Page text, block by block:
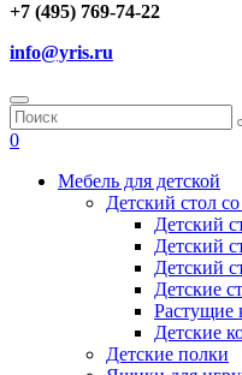
+7 (495) 769-74-22
info@yris.ru
0
Мебель для детской
Детский стол
Детский
Детский
Детский
Детские
Растущие
Детские
Детские полки